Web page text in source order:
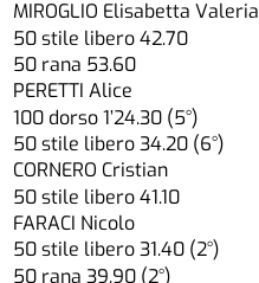
MIROGLIO Elisabetta Valeria
50 stile libero 42.70
50 rana 53.60
PERETTI Alice
100 dorso 1’24.30 (5°)
50 stile libero 34.20 (6°)
CORNERO Cristian
50 stile libero 41.10
FARACI Nicolo
50 stile libero 31.40 (2°)
50 rana 39.90 (2°)